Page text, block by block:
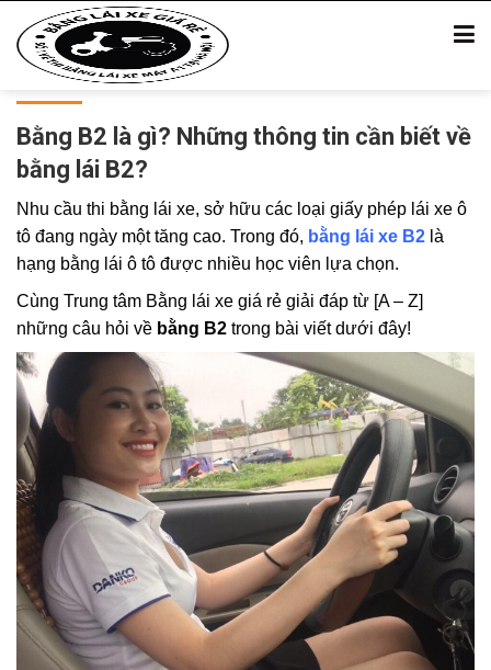
Bằng B2 là gì? Những thông tin cần biết về
bằng lái B2?
Nhu cầu thi bằng lái xe, sở hữu các loại giấy phép lái xe ô
tô đang ngày một tăng cao. Trong đó, bằng lái xe B2 là
hạng bằng lái ô tô được nhiều học viên lựa chọn.
Cùng Trung tâm Bằng lái xe giá rẻ giải đáp từ [A – Z]
những câu hỏi về bằng B2 trong bài viết dưới đây!